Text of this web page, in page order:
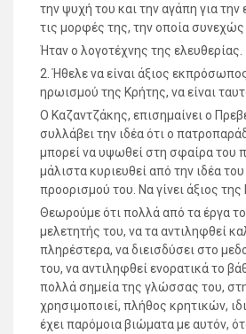
την ψυχή του και την αγάπη για την
τις μορφές της, την οποία συνεχώς
Ήταν ο λογοτέχνης της ελευθερίας.
2. Ήθελε να είναι άξιος
ηρωισμού της Κρήτης, να είναι
Ο Καζαντζάκης, επισημαίνει ο
συλλάβει την ιδέα ότι ο
μπορεί να υψωθεί στη σφαίρα του
μάλιστα κυριευθεί από την ιδέα
προορισμού του. Να γίνει άξιος της
Θεωρούμε ότι πολλά από τα έργα
μελετητής του, να τα αντιληφθεί
πληρέστερα, να διεισδύσει στο
του, να αντιληφθεί ενορατικά το
πολλά σημεία της γλώσσας του,
χρησιμοποιεί, πλήθος κρητικών,
έχει παρόμοια βιώματα με αυτόν,